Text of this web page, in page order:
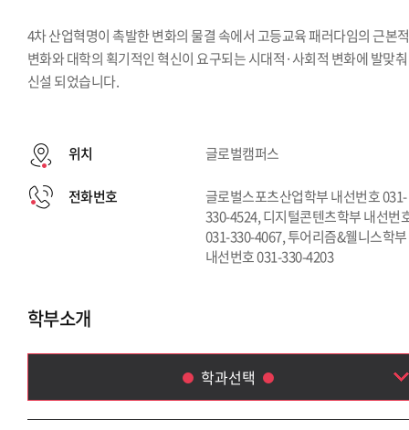
4차 산업혁명이 촉발한 변화의 물결 속에서 고등교육 패러다임의 근본적
변화와 대학의 획기적인 혁신이 요구되는 시대적·사회적 변화에 발맞춰
신설 되었습니다.
위치 글로벌캠퍼스
전화번호
글로벌스포츠산업학부 내선번호 031-
330-4524, 디지털콘텐츠학부 내선번
031-330-4067, 투어리즘&웰니스학부
내선번호 031-330-4203
학부소개
학과선택
글로벌스포츠산업학부